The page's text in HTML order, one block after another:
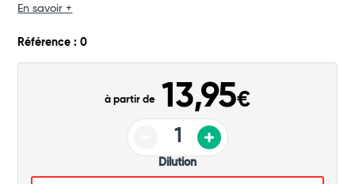
En savoir +
Référence : 0
à partir de 13,95€
Dilution